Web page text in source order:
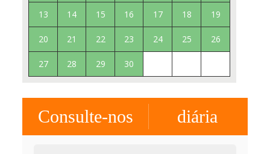
13 14 15 16 17 18 19
20 21 22 23 24 25 26
27 28 29 30
Consulte-nos diária